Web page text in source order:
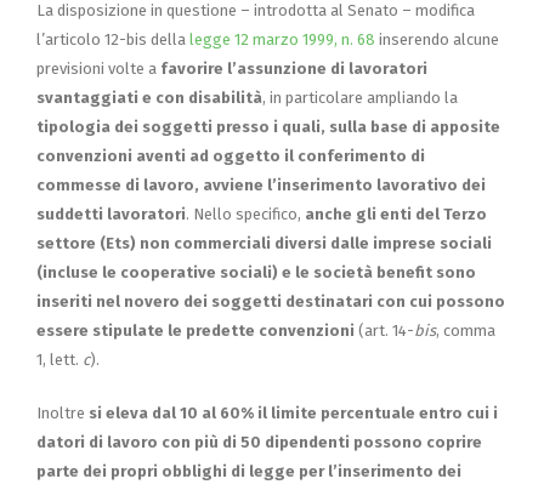
La disposizione in questione – introdotta al Senato – modifica
l’articolo 12-bis della legge 12 marzo 1999, n. 68 inserendo alcune
previsioni volte a favorire l’assunzione di lavoratori
svantaggiati e con disabilità, in particolare ampliando la
tipologia dei soggetti presso i quali, sulla base di apposite
convenzioni aventi ad oggetto il conferimento di
commesse di lavoro, avviene l’inserimento lavorativo dei
suddetti lavoratori. Nello specifico, anche gli enti del Terzo
settore (Ets) non commerciali diversi dalle imprese sociali
(incluse le cooperative sociali) e le società benefit sono
inseriti nel novero dei soggetti destinatari con cui possono
essere stipulate le predette convenzioni (art. 14-bis, comma
1, lett. c).
Inoltre si eleva dal 10 al 60% il limite percentuale entro cui i
datori di lavoro con più di 50 dipendenti possono coprire
parte dei propri obblighi di legge per l’inserimento dei